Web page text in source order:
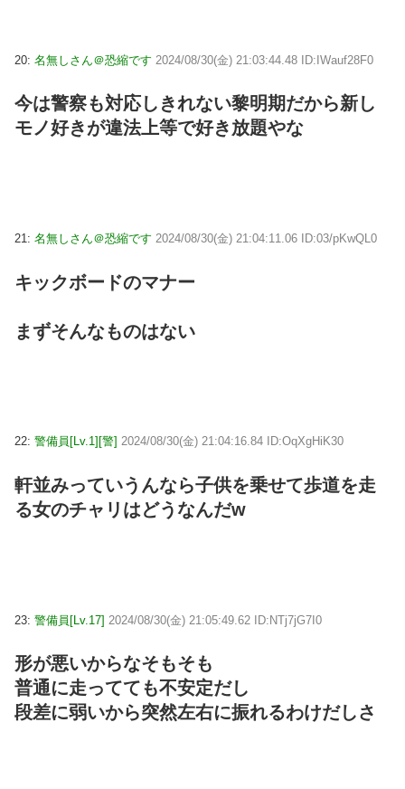
20: 名無しさん＠恐縮です 2024/08/30(金) 21:03:44.48 ID:IWauf28F0
今は警察も対応しきれない黎明期だから新し
モノ好きが違法上等で好き放題やな
21: 名無しさん＠恐縮です 2024/08/30(金) 21:04:11.06 ID:03/pKwQL0
キックボードのマナー
まずそんなものはない
22: 警備員[Lv.1][警] 2024/08/30(金) 21:04:16.84 ID:OqXgHiK30
軒並みっていうんなら子供を乗せて歩道を走
る女のチャリはどうなんだw
23: 警備員[Lv.17] 2024/08/30(金) 21:05:49.62 ID:NTj7jG7I0
形が悪いからなそもそも
普通に走ってても不安定だし
段差に弱いから突然左右に振れるわけだしさ